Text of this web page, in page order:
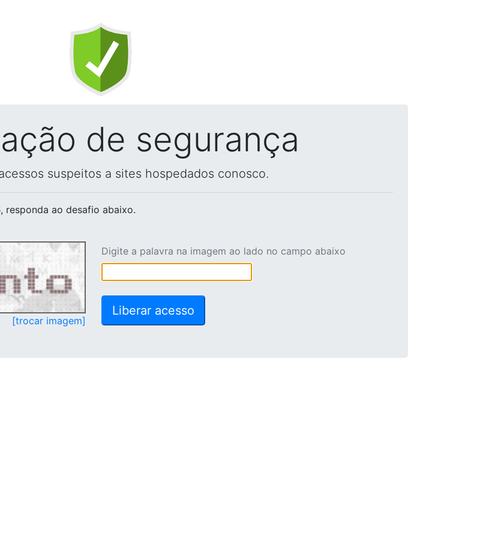
de segurança
suspeitos a sites hospedados conosco.
, responda ao desafio abaixo.
[trocar imagem]
Digite a palavra na imagem ao lado no campo abaixo